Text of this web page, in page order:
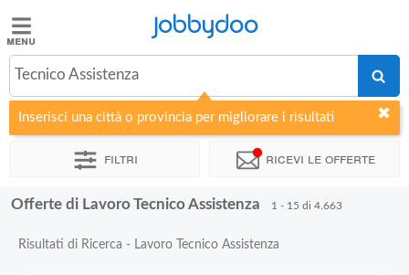
Jobbydoo
Offerte
di
lavoro
Elenco
Jobbydoo
Tecnico Assistenza
Inserisci una città o provincia per migliorare i risultati
Filtri Ricevi le offerte
Offerte di Lavoro Tecnico Assistenza 1 - 15 di 4.663
Risultati di Ricerca - Lavoro Tecnico Assistenza